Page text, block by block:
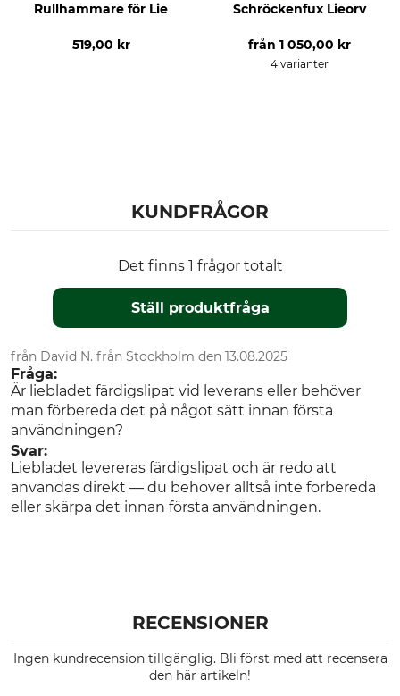
Rullhammare för Lie
519,00 kr
Schröckenfux Lieorv
från 1 050,00 kr
4 varianter
KUNDFRÅGOR
Det finns 1 frågor totalt
Ställ produktfråga
från David N. från Stockholm den 13.08.2025
Fråga:
Är liebladet färdigslipat vid leverans eller behöver
man förbereda det på något sätt innan första
användningen?
Svar:
Liebladet levereras färdigslipat och är redo att
användas direkt — du behöver alltså inte förbereda
eller skärpa det innan första användningen.
RECENSIONER
Ingen kundrecension tillgänglig. Bli först med att recensera
den här artikeln!